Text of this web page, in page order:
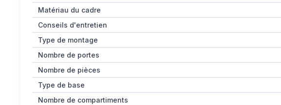
Matériau du cadre
Conseils d'entretien
Type de montage
Nombre de portes
Nombre de pièces
Type de base
Nombre de compartiments